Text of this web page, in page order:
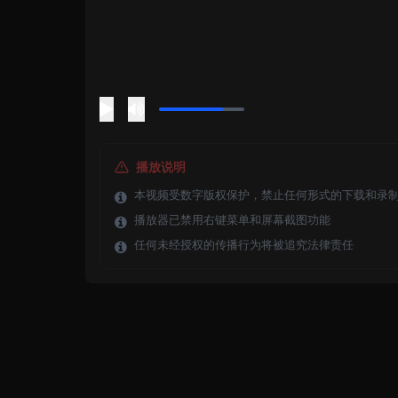
播放说明
本视频受数字版权保护，禁止任何形式的下载和录制
播放器已禁用右键菜单和屏幕截图功能
任何未经授权的传播行为将被追究法律责任